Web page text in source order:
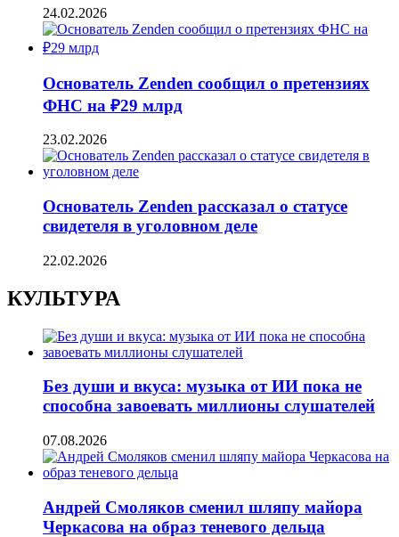
24.02.2026
Основатель Zenden сообщил о претензиях
ФНС на ₽29 млрд
23.02.2026
Основатель Zenden рассказал о статусе
свидетеля в уголовном деле
22.02.2026
КУЛЬТУРА
Без души и вкуса: музыка от ИИ пока не
способна завоевать миллионы слушателей
07.08.2026
Андрей Смоляков сменил шляпу майора
Черкасова на образ теневого дельца